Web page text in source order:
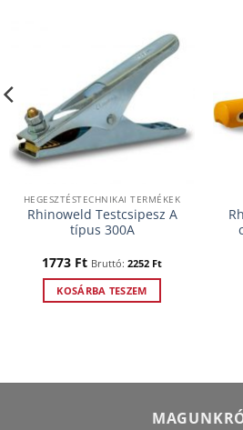
HEGESZTÉSTECHNIKAI TERMÉKEK
Rhinoweld Testcsipesz A
típus 300A
1773 Ft Bruttó: 2252 Ft
KOSÁRBA TESZEM